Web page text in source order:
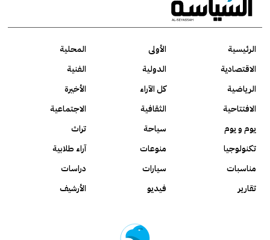
الرئيسية الأولى
المحلية
الاقتصادية
الدولية
الفنية
الرياضية
كل الآراء
الأخيرة
الافتتاحية
الثقافية
الاجتماعية
يوم و يوم
سياحة
تراث
تكنولوجيا
منوعات
آراء طلابية
مناسبات
سيارات
دراسات
تقارير
فيديو الأرشيف